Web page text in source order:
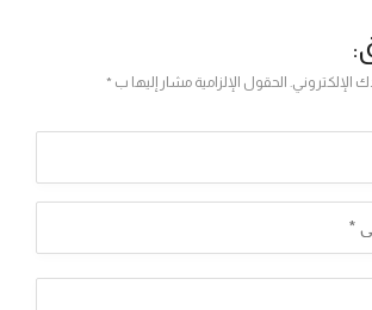
الإلكتروني. الحقول الإلزامية مشار إليها ب *